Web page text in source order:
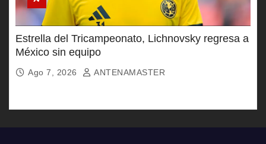
Estrella del Tricampeonato, Lichnovsky regresa a
México sin equipo
Ago 7, 2026 ANTENAMASTER